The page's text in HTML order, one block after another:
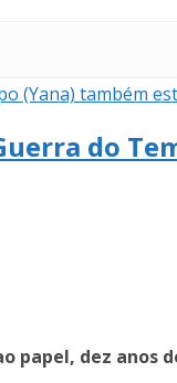
do
papel, dez